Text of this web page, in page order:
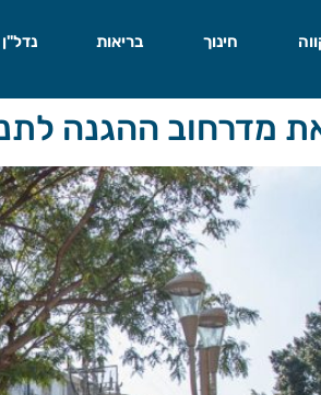
חינוך בריאות נדל"ן
מדרחוב ההגנה